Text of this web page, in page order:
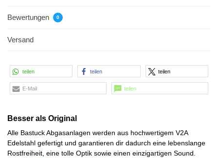
Bewertungen 0
Versand
teilen teilen teilen
E-Mail teilen
Besser als Original
Alle Bastuck Abgasanlagen werden aus hochwertigem V2A
Edelstahl gefertigt und garantieren dir dadurch eine lebenslange
Rostfreiheit, eine tolle Optik sowie einen einzigartigen Sound.